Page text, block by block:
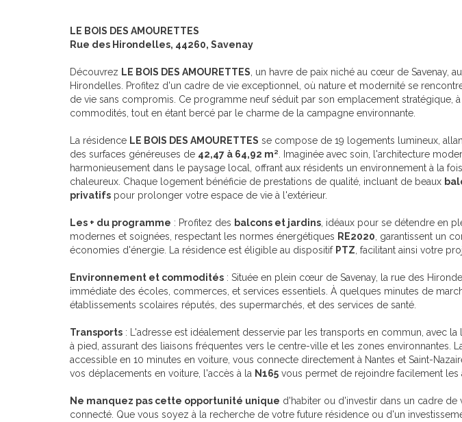
LE BOIS DES AMOURETTES
Rue des Hirondelles, 44260, Savenay
Découvrez LE BOIS DES AMOURETTES , un havre de paix niché au cœur de Savenay,
Hirondelles. Profitez d'un cadre de vie exceptionnel, où nature et modernité se
de vie sans compromis. Ce programme neuf séduit par son emplacement stratégique,
commodités, tout en étant bercé par le charme de la campagne environnante.
La résidence LE BOIS DES AMOURETTES se compose de 19 logements lumineux,
des surfaces généreuses de 42,47 à 64,92 m² . Imaginée avec soin, l'architecture
harmonieusement dans le paysage local, offrant aux résidents un environnement à la
chaleureux. Chaque logement bénéficie de prestations de qualité, incluant de beaux
privatifs pour prolonger votre espace de vie à l'extérieur.
Les + du programme : Profitez des balcons et jardins , idéaux pour se détendre en
modernes et soignées, respectant les normes énergétiques RE2020 , garantissent un
économies d'énergie. La résidence est éligible au dispositif PTZ , facilitant ainsi votre
Environnement et commodités : Située en plein cœur de Savenay, la rue des
immédiate des écoles, commerces, et services essentiels. À quelques minutes de
établissements scolaires réputés, des supermarchés, et des services de santé.
Transports : L'adresse est idéalement desservie par les transports en commun, avec la
à pied, assurant des liaisons fréquentes vers le centre-ville et les zones environnantes.
accessible en 10 minutes en voiture, vous connecte directement à Nantes et Saint-
vos déplacements en voiture, l'accès à la N165 vous permet de rejoindre facilement les
Ne manquez pas cette opportunité unique d'habiter ou d'investir dans un cadre de
connecté. Que vous soyez à la recherche de votre future résidence ou d'un